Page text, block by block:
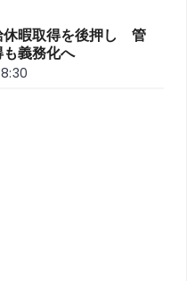
休暇取得を後押し 管
義務化へ